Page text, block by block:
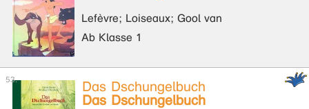
Lefèvre; Loiseaux; Gool van
Ab Klasse 1
Das Dschungelbuch
Das Dschungelbuch